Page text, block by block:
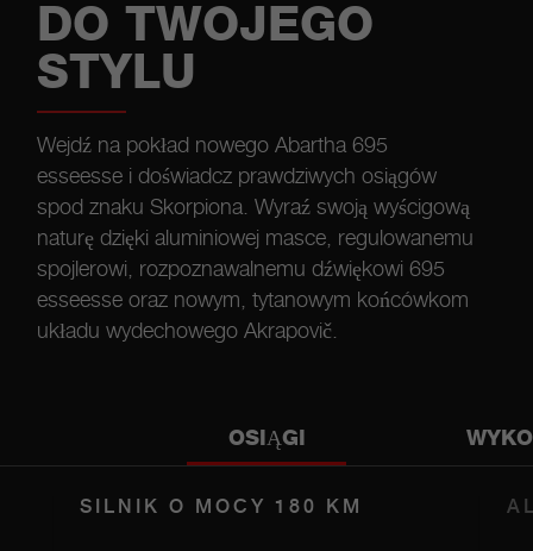
DO TWOJEGO
STYLU
Wejdź na pokład nowego Abartha 695
esseesse i doświadcz prawdziwych osiągów
spod znaku Skorpiona. Wyraź swoją wyścigową
naturę dzięki aluminiowej masce, regulowanemu
spojlerowi, rozpoznawalnemu dźwiękowi 695
esseesse oraz nowym, tytanowym końcówkom
układu wydechowego Akrapovič.
OSIĄGI
SILNIK O MOCY 180 KM